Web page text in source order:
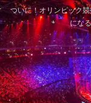
ついに！オリンピック
にな